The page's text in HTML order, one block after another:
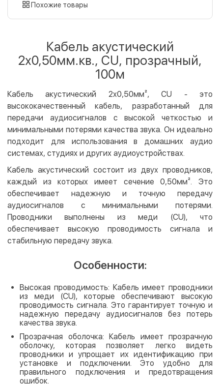
картой
Apple Pay
Безналичный расчет
Бесплатно
Кредит
Оплата частями (Приватбанк)
Покупка частями (Монобанк)
Похожие товары
Кабель акустический
2х0,50мм.кв., CU, прозрачный,
100м
Кабель акустический 2х0,50мм², CU - это
высококачественный кабель, разработанный для
передачи аудиосигналов с высокой четкостью и
минимальными потерями качества звука. Он идеально
подходит для использования в домашних аудио
системах, студиях и других аудиоустройствах.
Кабель акустический состоит из двух проводников,
каждый из которых имеет сечение 0,50мм². Это
обеспечивает надежную и точную передачу
аудиосигналов с минимальными потерями.
Проводники выполнены из меди (CU), что
обеспечивает высокую проводимость сигнала и
стабильную передачу звука.
Особенности:
Высокая проводимость: Кабель имеет проводники
из меди (CU), которые обеспечивают высокую
проводимость сигнала. Это гарантирует точную и
надежную передачу аудиосигналов без потерь
качества звука.
Прозрачная оболочка: Кабель имеет прозрачную
оболочку, которая позволяет легко видеть
проводники и упрощает их идентификацию при
установке и подключении. Это удобно для
правильного подключения и предотвращения
ошибок.